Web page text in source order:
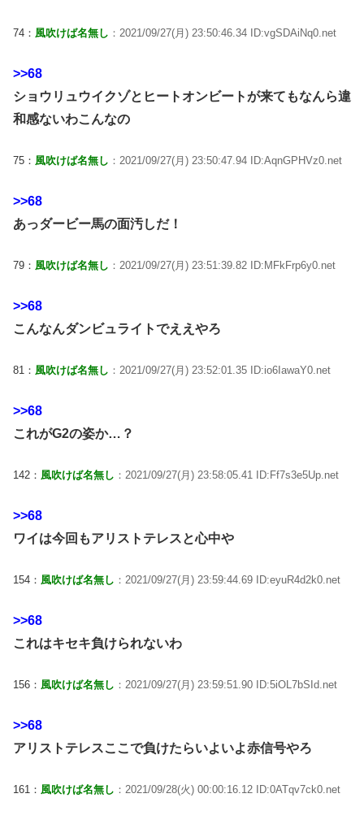
74： 風吹けば名無し ：2021/09/27(月) 23:50:46.34 ID:vgSDAiNq0.net
>>68
ショウリュウイクゾとヒートオンビートが来てもなんら違
和感ないわこんなの
75： 風吹けば名無し ：2021/09/27(月) 23:50:47.94 ID:AqnGPHVz0.net
>>68
あっダービー馬の面汚しだ！
79： 風吹けば名無し ：2021/09/27(月) 23:51:39.82 ID:MFkFrp6y0.net
>>68
こんなんダンビュライトでええやろ
81： 風吹けば名無し ：2021/09/27(月) 23:52:01.35 ID:io6IawaY0.net
>>68
これがG2の姿か…？
142： 風吹けば名無し ：2021/09/27(月) 23:58:05.41 ID:Ff7s3e5Up.net
>>68
ワイは今回もアリストテレスと心中や
154： 風吹けば名無し ：2021/09/27(月) 23:59:44.69 ID:eyuR4d2k0.net
>>68
これはキセキ負けられないわ
156： 風吹けば名無し ：2021/09/27(月) 23:59:51.90 ID:5iOL7bSId.net
>>68
アリストテレスここで負けたらいよいよ赤信号やろ
161： 風吹けば名無し ：2021/09/28(火) 00:00:16.12 ID:0ATqv7ck0.net